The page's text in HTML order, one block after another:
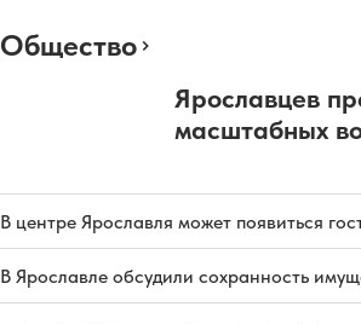
Общество
Ярославцев
масштабных
В центре Ярославля может появиться
В Ярославле обсудили сохранность